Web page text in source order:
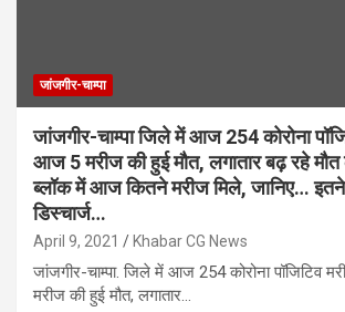
जांजगीर-चाम्पा
जांजगीर-चाम्पा जिले में आज 254 कोरोना
आज 5 मरीज की हुई मौत, लगातार बढ़ रहे
ब्लॉक में आज कितने मरीज मिले, जानिए…
डिस्चार्ज…
April 9, 2021 Khabar CG News
जांजगीर-चाम्पा. जिले में आज 254 कोरोना पॉजिटिव
मरीज की हुई मौत, लगातार…